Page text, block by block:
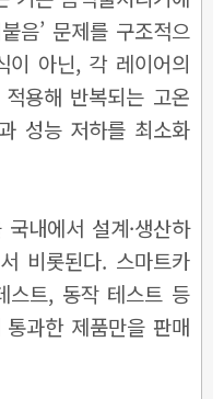
음’ 문제를 구조적으
이 아닌, 각 레이어의
용해 반복되는 고온
성능 저하를 최소화
내에서 설계·생산하
비롯된다. 스마트카
스트, 동작 테스트 등
과한 제품만을 판매